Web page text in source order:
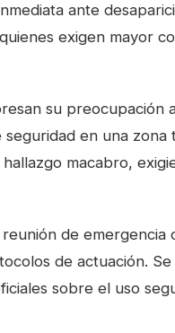
ante
exigen mayor
su preocupación
en una zona
macabro,
de emergencia
de actuación.
sobre el uso